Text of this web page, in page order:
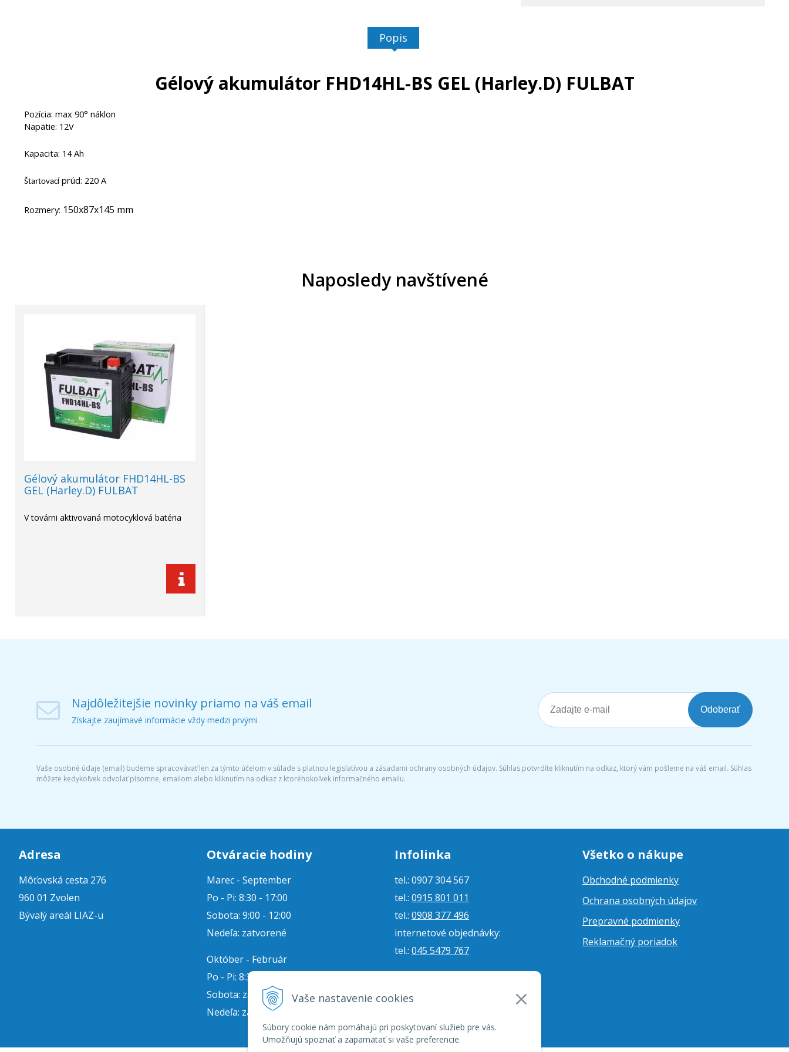
Vaše nastavenie cookies
Súbory cookie nám pomáhajú pri poskytovaní služieb pre vás.
Umožňujú spoznať a zapamätať si vaše preferencie.
Popis
Gélový akumulátor FHD14HL-BS GEL (Harley.D) FULBAT
Pozícia: max 90° náklon
Napätie: 12V
Kapacita: 14 Ah
Štartovací prúd: 220 A
Rozmery: 150x87x145 mm
Naposledy navštívené
Gélový akumulátor FHD14HL-BS
GEL (Harley.D) FULBAT
V továrni aktivovaná motocyklová batéria
Najdôležitejšie novinky priamo na váš email
Získajte zaujímavé informácie vždy medzi prvými
Odoberať
Vaše osobné údaje (email) budeme spracovávať len za týmto účelom v súlade s platnou legislatívou a zásadami ochrany osobných údajov. Súhlas potvrdíte kliknutím na odkaz, ktorý vám pošleme na váš email. Súhlas
môžete kedykoľvek odvolať písomne, emailom alebo kliknutím na odkaz z ktoréhokoľvek informačného emailu.
Adresa
Môťovská cesta 276
960 01 Zvolen
Bývalý areál LIAZ-u
Otváracie hodiny
Marec - September
Po - Pi: 8:30 - 17:00
Sobota: 9:00 - 12:00
Nedeľa: zatvorené
Október - Február
Po - Pi: 8:30 - 16:00
Sobota: zatvorené
Nedeľa: zatvorené
Infolinka
tel.: 0907 304 567
tel.: 0915 801 011
tel.: 0908 377 496
internetové objednávky:
tel.: 045 5479 767
internetové objednávky:
Všetko o nákupe
Obchodné podmienky
Ochrana osobných údajov
Prepravné podmienky
Reklamačný poriadok